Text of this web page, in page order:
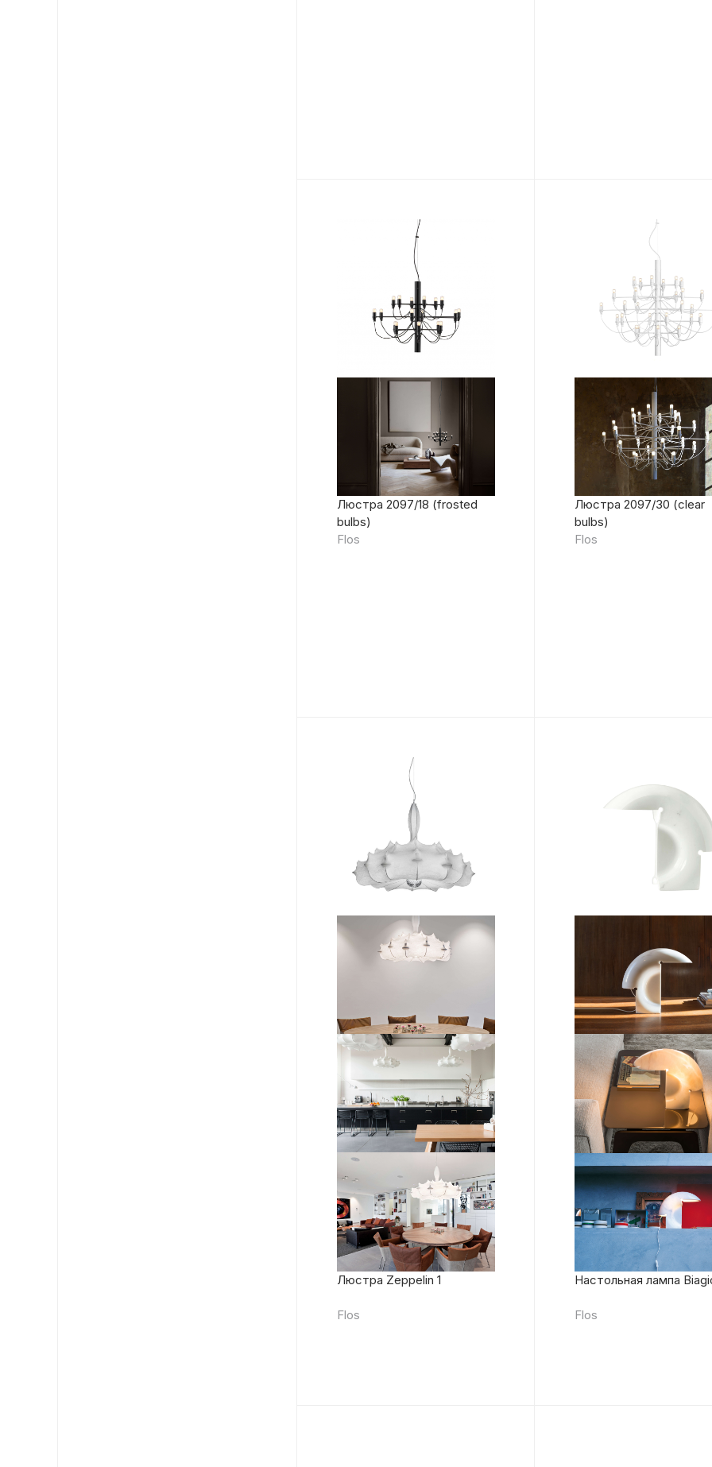
Люстра 2097/18 (frosted
bulbs)
Flos
Люстра 2097/30 (clear
bulbs)
Flos
Люстра Zeppelin 1
Flos
Настольная лампа
Flos